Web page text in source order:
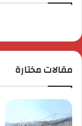
مقالات مختارة